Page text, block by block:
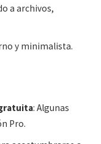
a archivos,
y minimalista.
: Algunas
Pro.